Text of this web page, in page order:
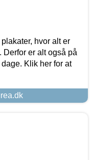
hvor alt er
er alt også på
Klik her for at